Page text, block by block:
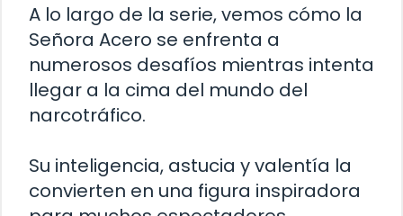
A lo largo de la serie, vemos cómo la
Señora Acero se enfrenta a
numerosos desafíos mientras intenta
llegar a la cima del mundo del
narcotráfico.
Su inteligencia, astucia y valentía la
convierten en una figura inspiradora